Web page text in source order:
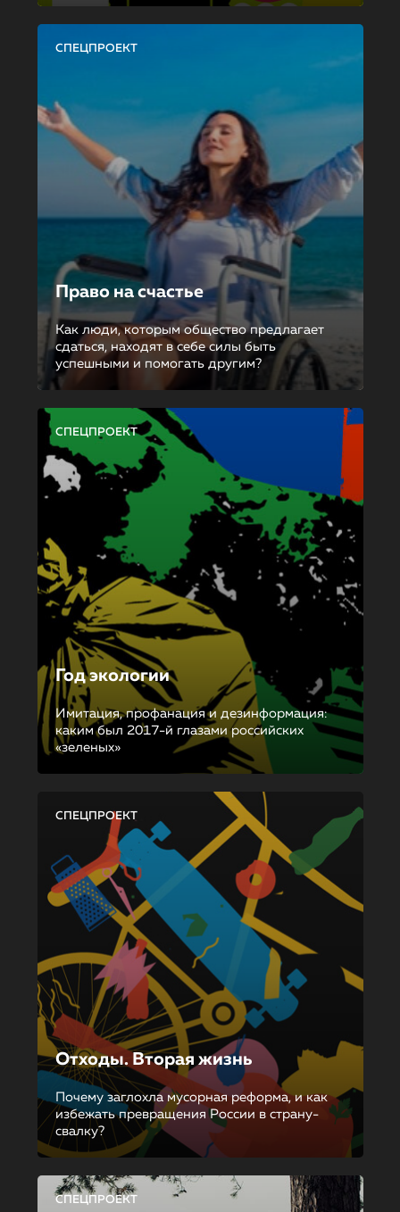
СПЕЦПРОЕКТ
Право на счастье
Как люди, которым общество предлагает
сдаться, находят в себе силы быть
успешными и помогать другим?
СПЕЦПРОЕКТ
Год экологии
Имитация, профанация и дезинформация:
каким был 2017-й глазами российских
«зеленых»
СПЕЦПРОЕКТ
Отходы. Вторая жизнь
Почему заглохла мусорная реформа, и как
избежать превращения России в страну-
свалку?
СПЕЦПРОЕКТ